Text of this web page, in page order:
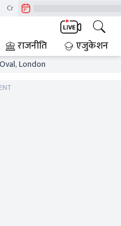
CrimeTak
राजनीति एजुकेशन
London